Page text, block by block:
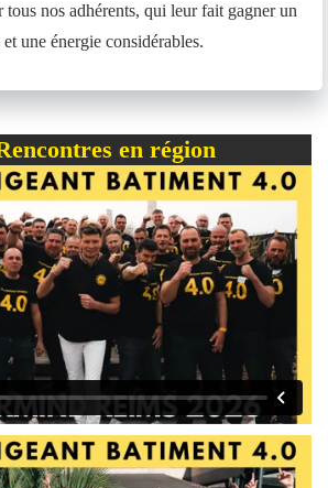
tous nos adhérents, qui leur fait gagner un
et une énergie considérables.
en région